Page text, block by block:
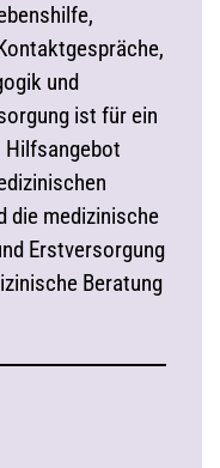
und
ist für ein
Hilfsangebot
die medizinische
Erstversorgung
Beratung